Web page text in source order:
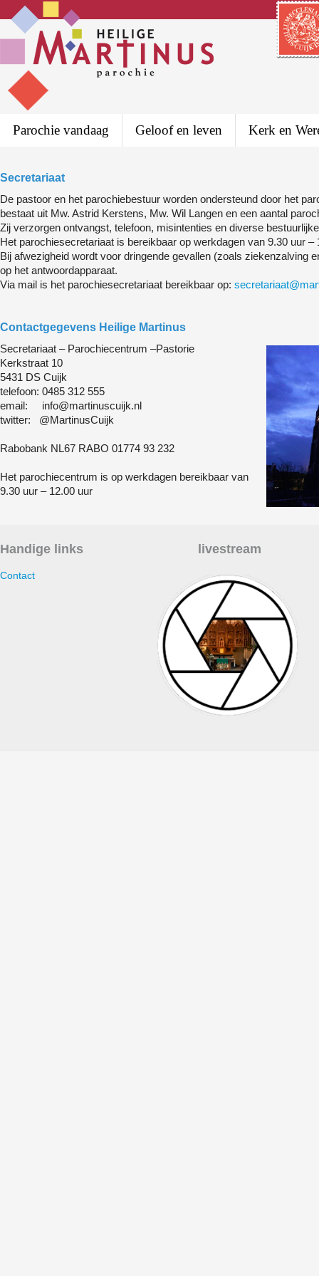
Parochie vandaag Geloof en leven Kerk en
Secretariaat
De pastoor en het parochiebestuur worden ondersteund door het
bestaat uit Mw. Astrid Kerstens, Mw. Wil Langen en een aantal
Zij verzorgen ontvangst, telefoon, misintenties en diverse
Het parochiesecretariaat is bereikbaar op werkdagen van 9.30 uur –
Bij afwezigheid wordt voor dringende gevallen (zoals ziekenzalving
op het antwoordapparaat.
Via mail is het parochiesecretariaat bereikbaar op:
Contactgegevens Heilige Martinus
Secretariaat – Parochiecentrum –Pastorie
Kerkstraat 10
5431 DS Cuijk
telefoon: 0485 312 555
email: info@martinuscuijk.nl
twitter: @MartinusCuijk
Rabobank NL67 RABO 01774 93 232
Het parochiecentrum is op werkdagen bereikbaar van
9.30 uur – 12.00 uur
Handige links
Contact
livestream